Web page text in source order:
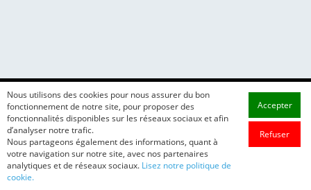
Nous utilisons des cookies pour nous assurer du bon
fonctionnement de notre site, pour proposer des
fonctionnalités disponibles sur les réseaux sociaux et afin
d’analyser notre trafic.
Nous partageons également des informations, quant à
votre navigation sur notre site, avec nos partenaires
analytiques et de réseaux sociaux. Lisez notre politique de
cookie.
Accepter
Refuser